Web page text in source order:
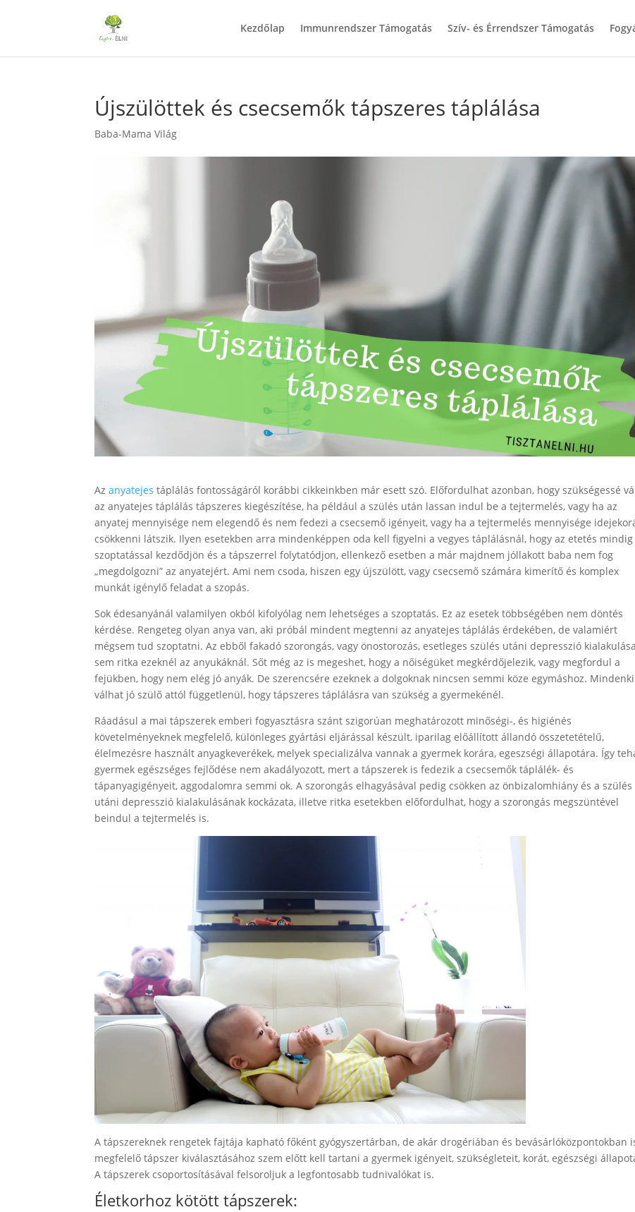
Kezdőlap Immunrendszer Támogatás Szív- és Érrendszer Támogatás
Újszülöttek és csecsemők tápszeres táplálása
Baba-Mama Világ
Azanyatejes táplálás fontosságáról korábbi cikkeinkben már esett szó. Előfordulhat azonban, hogy szükségessé
az anyatejes táplálás tápszeres kiegészítése, ha például a szülés után lassan indul be a tejtermelés, vagy ha az
anyatej mennyisége nem elegendő és nem fedezi a csecsemő igényeit, vagy ha a tejtermelés mennyisége
csökkenni látszik. Ilyen esetekben arra mindenképpen oda kell figyelni a vegyes táplálásnál, hogy az etetés mindig
szoptatással kezdődjön és a tápszerrel folytatódjon, ellenkező esetben a már majdnem jóllakott baba nem fog
„megdolgozni” az anyatejért. Ami nem csoda, hiszen egy újszülött, vagy csecsemő számára kimerítő és komplex
munkát igénylő feladat a szopás.
Sok édesanyánál valamilyen okból kifolyólag nem lehetséges a szoptatás. Ez az esetek többségében nem döntés
kérdése. Rengeteg olyan anya van, aki próbál mindent megtenni az anyatejes táplálás érdekében, de valamiért
mégsem tud szoptatni. Az ebből fakadó szorongás, vagy önostorozás, esetleges szülés utáni depresszió kialakulása
sem ritka ezeknél az anyukáknál. Sőt még az is megeshet, hogy a nőiségüket megkérdőjelezik, vagy megfordul a
fejükben, hogy nem elég jó anyák. De szerencsére ezeknek a dolgoknak nincsen semmi köze egymáshoz.
válhat jó szülő attól függetlenül, hogy tápszeres táplálásra van szükség a gyermekénél.
Ráadásul a mai tápszerek emberi fogyasztásra szánt szigorúan meghatározott minőségi-, és higiénés
követelményeknek megfelelő, különleges gyártási eljárással készült, iparilag előállított állandó összetetételű,
élelmezésre használt anyagkeverékek, melyek specializálva vannak a gyermek korára, egeszségi állapotára. Így
gyermek egészséges fejlődése nem akadályozott, mert a tápszerek is fedezik a csecsemők táplálék- és
tápanyagigényeit, aggodalomra semmi ok. A szorongás elhagyásával pedig csökken az önbizalomhiány és a szülés
utáni depresszió kialakulásának kockázata, illetve ritka esetekben előfordulhat, hogy a szorongás megszüntével
beindul a tejtermelés is.
A tápszereknek rengetek fajtája kapható főként gyógyszertárban, de akár drogériában és bevásárlóközpontokban
megfelelő tápszer kiválasztásához szem előtt kell tartani a gyermek igényeit, szükségleteit, korát, egészségi
A tápszerek csoportosításával felsoroljuk a legfontosabb tudnivalókat is.
Életkorhoz kötött tápszerek: